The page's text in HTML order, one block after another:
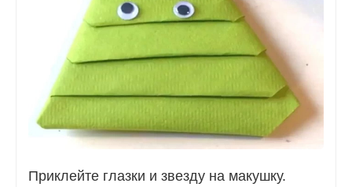
Приклейте глазки и звезду на макушку.